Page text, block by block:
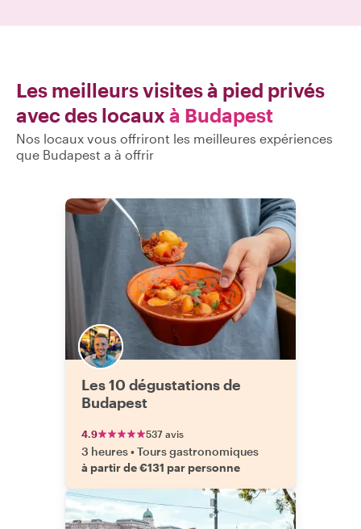
Les meilleurs visites à pied privés
avec des locaux à Budapest
Nos locaux vous offriront les meilleures expériences
que Budapest a à offrir
Les 10 dégustations de
Budapest
4.9 537 avis
3 heures•Tours gastronomiques
à partir de €131 par personne